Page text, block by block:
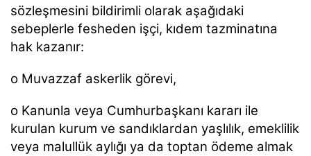
sözleşmesini bildirimli olarak aşağıdaki
sebeplerle fesheden işçi, kıdem tazminatına
hak kazanır:
o Muvazzaf askerlik görevi,
o Kanunla veya Cumhurbaşkanı kararı ile
kurulan kurum ve sandıklardan yaşlılık, emeklilik
veya malullük aylığı ya da toptan ödeme almak